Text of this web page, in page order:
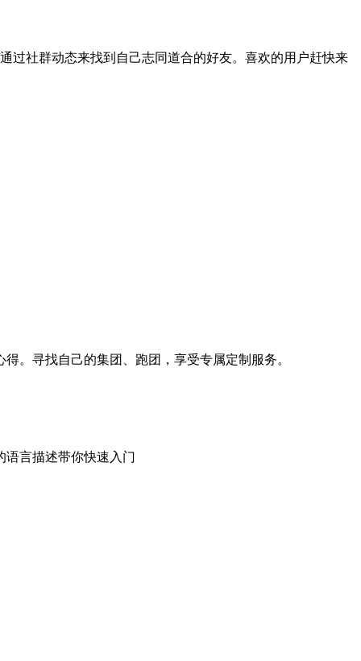
过社群动态来找到自己志同道合的好友。喜欢的用户赶快来
。寻找自己的集团、跑团，享受专属定制服务。
语言描述带你快速入门